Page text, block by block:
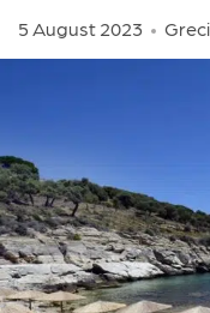
5 August 2023